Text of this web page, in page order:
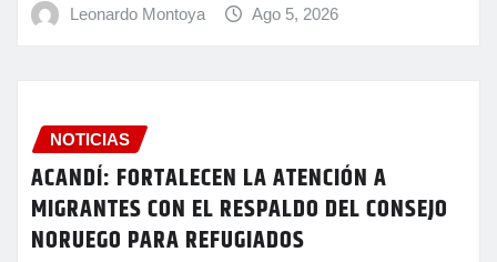
Leonardo Montoya Ago 5, 2026
NOTICIAS
ACANDÍ: FORTALECEN LA ATENCIÓN A
MIGRANTES CON EL RESPALDO DEL CONSEJO
NORUEGO PARA REFUGIADOS